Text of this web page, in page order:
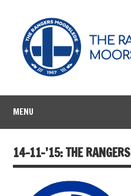
MENU
14-11-’15: THE